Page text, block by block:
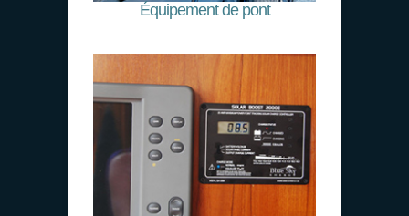
Équipement de pont